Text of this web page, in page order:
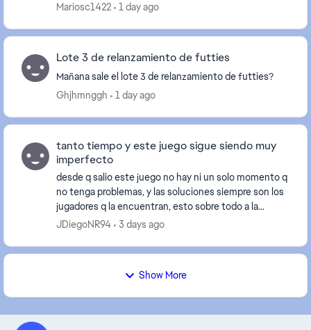
Mariosc1422
1 day ago
Lote 3 de relanzamiento de futties
Mañana sale el lote 3 de relanzamiento de futties?
Ghjhmnggh
1 day ago
tanto tiempo y este juego sigue siendo muy
imperfecto
desde q salio este juego no hay ni un solo momento q
no tenga problemas, y las soluciones siempre son los
jugadores q la encuentran, esto sobre todo a la
comunidad que juega en PC, demasiado descuida...
JDiegoNR94 3 days ago
Show More